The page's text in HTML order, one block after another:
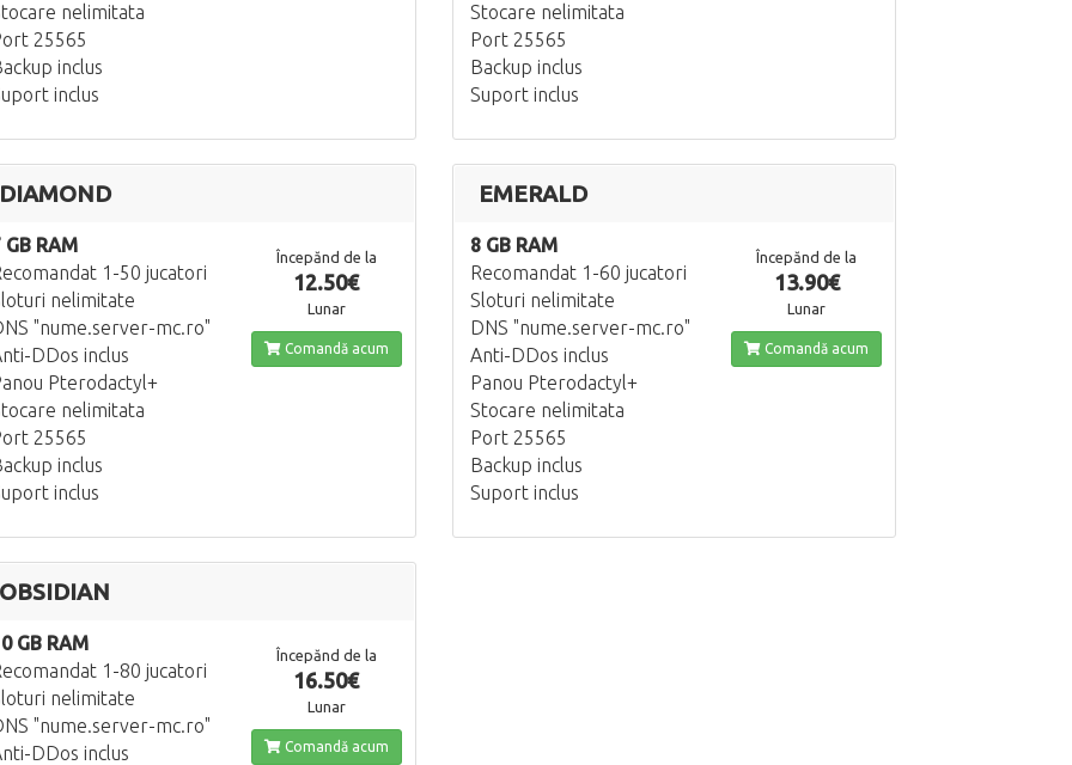
nelimitata
25565
inclus
inclus
Stocare nelimitata
Port 25565
Backup inclus
Suport inclus
DIAMOND
GB RAM
1-50 jucatori
nelimitate
"nume.server-mc.ro"
DDos inclus
Pterodactyl+
nelimitata
25565
inclus
inclus
Începănd de la
12.50€
Lunar
Comandă acum
EMERALD
8 GB RAM
Recomandat 1-60 jucatori
Sloturi nelimitate
DNS "nume.server-mc.ro"
Anti-DDos inclus
Panou Pterodactyl+
Stocare nelimitata
Port 25565
Backup inclus
Suport inclus
Începănd de la
13.90€
Lunar
Comandă acum
OBSIDIAN
GB RAM
1-80 jucatori
nelimitate
"nume.server-mc.ro"
DDos inclus
Începănd de la
16.50€
Lunar
Comandă acum